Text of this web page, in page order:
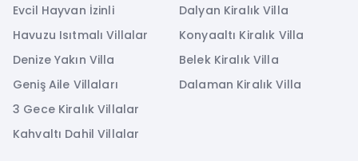
Evcil Hayvan İzinli
Havuzu Isıtmalı Villalar
Denize Yakın Villa
Geniş Aile Villaları
3 Gece Kiralık Villalar
Kahvaltı Dahil Villalar
Dalyan Kiralık Villa
Konyaaltı Kiralık Villa
Belek Kiralık Villa
Dalaman Kiralık Villa